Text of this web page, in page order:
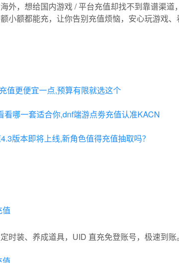
外，想给国内游戏 / 平台充值却找不到靠谱渠
小额都能充，让你告别充值烦恼，安心玩游戏
值更便宜一点,预算有限就选这个
看哪一套适合你,dnf端游点劵充值认准KACN
版本即将上线,新角色值得充值抽取吗？
值
时装、养成道具，UID 直充免登账号，极速到账